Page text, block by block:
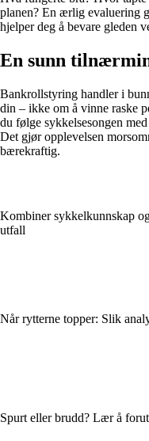
planen? En ærlig evaluering
hjelper deg å bevare gleden
En sunn
Bankrollstyring handler i
din – ikke om å vinne raske
du følge sykkelsesongen
Det gjør opplevelsen
bærekraftig.
Kombiner sykkelkunnskap
utfall
Når rytterne topper: Slik
Spurt eller brudd? Lær å